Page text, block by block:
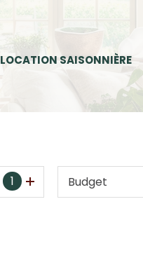
LOCATION SAISONNIÈRE
1 Budget